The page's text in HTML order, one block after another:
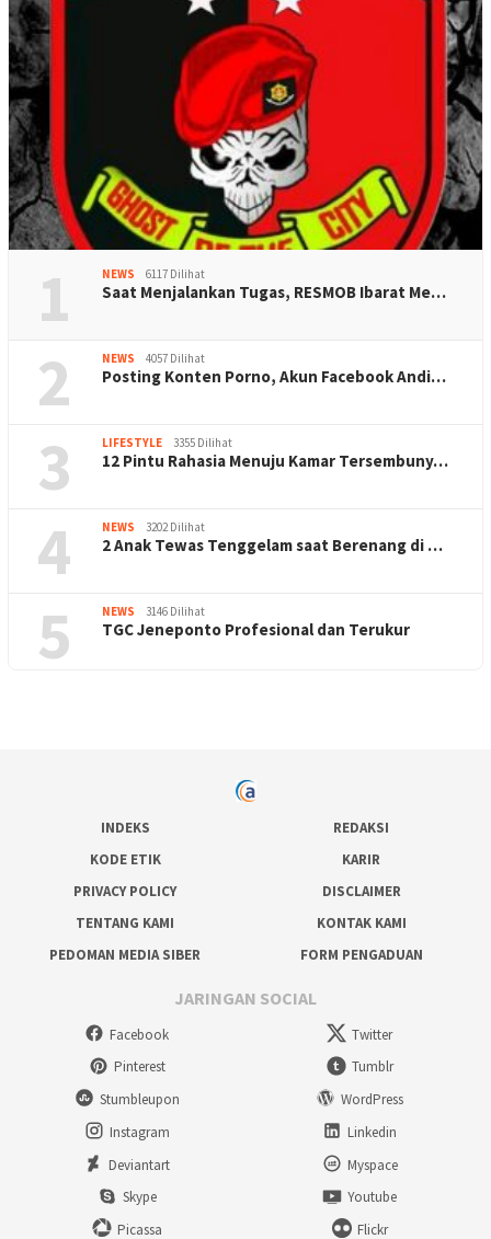
1 NEWS 6117 Dilihat
Saat Menjalankan Tugas, RESMOB Ibarat Me…
2 NEWS 4057 Dilihat
Posting Konten Porno, Akun Facebook Andi…
3 LIFESTYLE 3355 Dilihat
12 Pintu Rahasia Menuju Kamar Tersembuny…
4 NEWS 3202 Dilihat
2 Anak Tewas Tenggelam saat Berenang di …
5 NEWS 3146 Dilihat
TGC Jeneponto Profesional dan Terukur
INDEKS
REDAKSI
KODE ETIK
KARIR
PRIVACY POLICY
DISCLAIMER
TENTANG KAMI
KONTAK KAMI
PEDOMAN MEDIA SIBER
FORM PENGADUAN
JARINGAN SOCIAL
Facebook
Twitter
Pinterest
Tumblr
Stumbleupon
WordPress
Instagram
Linkedin
Deviantart
Myspace
Skype
Youtube
Picassa
Flickr